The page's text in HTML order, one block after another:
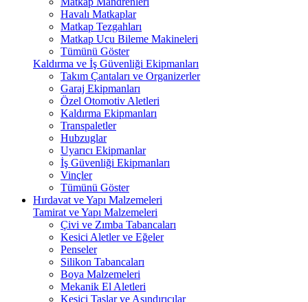
Havalı Matkaplar
Matkap Tezgahları
Matkap Ucu Bileme Makineleri
Tümünü Göster
Kaldırma ve İş Güvenliği Ekipmanları
Takım Çantaları ve Organizerler
Garaj Ekipmanları
Özel Otomotiv Aletleri
Kaldırma Ekipmanları
Transpaletler
Hubzuglar
Uyarıcı Ekipmanlar
İş Güvenliği Ekipmanları
Vinçler
Tümünü Göster
Hırdavat ve Yapı Malzemeleri
Tamirat ve Yapı Malzemeleri
Çivi ve Zımba Tabancaları
Kesici Aletler ve Eğeler
Penseler
Silikon Tabancaları
Boya Malzemeleri
Mekanik El Aletleri
Kesici Taşlar ve Aşındırıcılar